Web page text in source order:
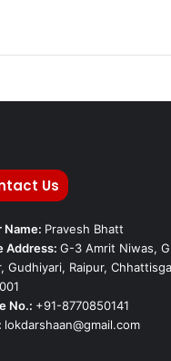
Us
Name: Pravesh Bhatt
Address: G-3 Amrit Niwas,
Gudhiyari, Raipur,
No.: +91-8770850141
lokdarshaan@gmail.com